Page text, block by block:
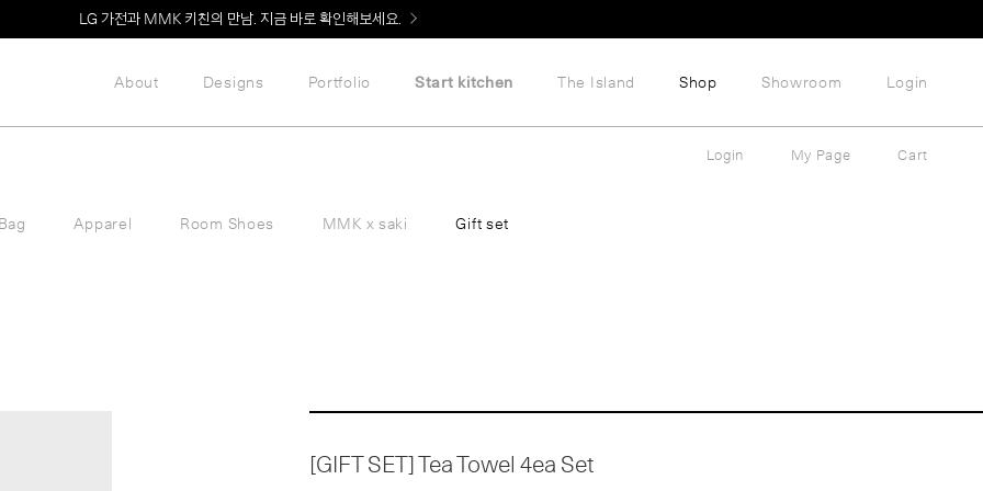
LG 가전과 MMK 키친의 만남. 지금 바로 확인해보세요.
About Designs Portfolio Start kitchen The Island Shop Showroom Login
Bag Apparel Room Shoes MMK x saki Gift set
Login My Page Cart
[GIFT SET] Tea Towel 4ea Set